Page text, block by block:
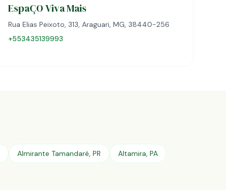
EspaÇO Viva Mais
Rua Elias Peixoto, 313, Araguari, MG, 38440-256
+553435139993
Almirante Tamandaré, PR Altamira, PA